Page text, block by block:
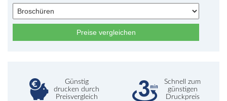
Preise vergleichen
Günstig
drucken durch
Preisvergleich
Schnell zum
günstigen
Druckpreis